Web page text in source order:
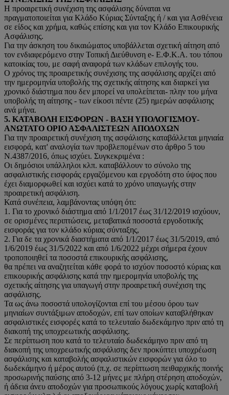
Η προαιρετική συνέχιση της ασφάλισης δύναται να
πραγματοποιείται για Κλάδο Κύριας Σύνταξης ή / και για Ασθένεια
σε είδος και χρήμα, καθώς επίσης και για τον Κλάδο Επικουρικής
Ασφάλισης.
Για την άσκηση του δικαιώματος υποβάλλεται σχετική αίτηση από
τον ενδιαφερόμενο στην Τοπική Διεύθυνση e- Ε.Φ.Κ.Α. του τόπου
κατοικίας του, με σαφή αναφορά των κλάδων επιλογής του.
Ο χρόνος της προαιρετικής συνέχισης της ασφάλισης αρχίζει από
την ημερομηνία υποβολής της σχετικής αίτησης και διαρκεί για
χρονικό διάστημα που δεν μπορεί να υπολείπεται- πλην του μήνα
υποβολής τη αίτησης - των είκοσι πέντε (25) ημερών ασφάλισης
ανά μήνα.
5. ΚΑΤΑΒΟΛΗ ΕΙΣΦΟΡΩΝ - ΒΑΣΗ ΥΠΟΛΟΓΙΣΜΟΥ-
ΑΝΩΤΑΤΟ ΟΡΙΟ ΑΣΦΑΛΙΣΤΕΩΝ ΑΠΟΔΟΧΩΝ
Για την προαιρετική συνέχιση της ασφάλισης καταβάλλεται μηνιαία
εισφορά, κατ' αναλογία των προβλεπομένων στο άρθρο 5 του
Ν.4387/2016, όπως ισχύει. Συγκεκριμένα :
Οι δημόσιοι υπάλληλοι κλπ. καταβάλλουν το σύνολο της
ασφαλιστικής εισφοράς εργαζόμενου και εργοδότη στο ύψος που
έχει διαμορφωθεί και ισχύει κατά το χρόνο υπαγωγής στην
προαιρετική ασφάλιση.
Κατά συνέπεια, λαμβάνοντας υπόψη ότι:
1. Για το χρονικό διάστημα από 1/1/2017 έως 31/12/2019 ισχύουν,
σε ορισμένες περιπτώσεις, μεταβατικά ποσοστά εργοδοτικής
εισφοράς για τον κλάδο κύριας σύνταξης,
2. Για δε τα χρονικά διαστήματα από 1/1/2017 έως 31/5/2019, από
1/6/2019 έως 31/5/2022 και από 1/6/2022 μέχρι σήμερα έχουν
τροποποιηθεί τα ποσοστά επικουρικής ασφάλισης,
θα πρέπει να αναζητείται κάθε φορά το ισχύον ποσοστό κύριας και
επικουρικής ασφάλισης κατά την ημερομηνία υποβολής της
σχετικής αίτησης για υπαγωγή στην προαιρετική συνέχιση της
ασφάλισης.
Τα ως άνω ποσοστά υπολογίζονται επί του μέσου όρου των
μηνιαίων συντάξιμων αποδοχών, επί των οποίων καταβλήθηκαν
ασφαλιστικές εισφορές κατά το τελευταίο δωδεκάμηνο πριν από τη
διακοπή της υποχρεωτικής ασφάλισης.
Σε περίπτωση που κατά το τελευταίο δωδεκάμηνο πριν από τη
διακοπή της υποχρεωτικής ασφάλισης δεν προκύπτει υποχρέωση
ασφάλισης και καταβολής ασφαλιστικών εισφορών για όλο το
δωδεκάμηνο ή μέρος αυτού (π.χ. σε περίπτωση πειθαρχικής ποινής
προσωρινής παύσης από 3-12 μήνες με πλήρη στέρηση αποδοχών,
ή άδεια άνευ αποδοχών για προσωπικούς λόγους χωρίς καταβολή